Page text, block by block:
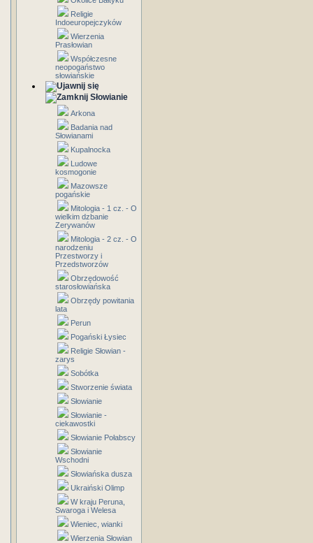
Religie
Indoeuropejczyków
Wierzenia
Prasłowian
Współczesne
neopogaństwo
słowiańskie
Słowianie
Arkona
Badania nad
Słowianami
Kupalnocka
Ludowe
kosmogonie
Mazowsze
pogańskie
Mitologia - 1 cz. - O
wielkim dzbanie
Zerywanów
Mitologia - 2 cz. - O
narodzeniu
Przestworzy i
Przedstworzów
Obrzędowość
starosłowiańska
Obrzędy powitania
lata
Perun
Pogański Łysiec
Religie Słowian -
zarys
Sobótka
Stworzenie świata
Słowianie
Słowianie -
ciekawostki
Słowianie Połabscy
Słowianie
Wschodni
Słowiańska dusza
Ukraiński Olimp
W kraju Peruna,
Swaroga i Welesa
Wieniec, wianki
Wierzenia Słowian